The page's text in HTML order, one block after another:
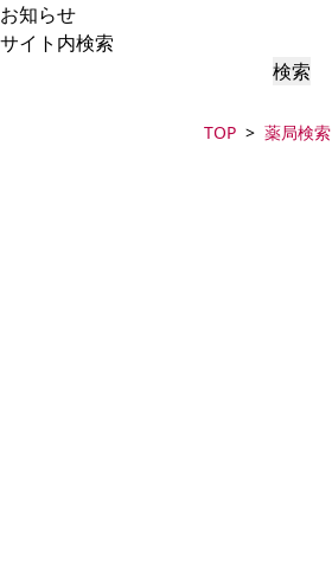
お知らせ
サイト内検索
検索
TOP 薬局検索